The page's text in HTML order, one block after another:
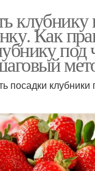
клубнику
Как
посадки клубники